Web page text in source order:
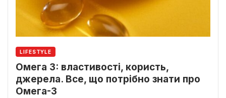
LIFESTYLE
Омега 3: властивості, користь,
джерела. Все, що потрібно знати про
Омега-3